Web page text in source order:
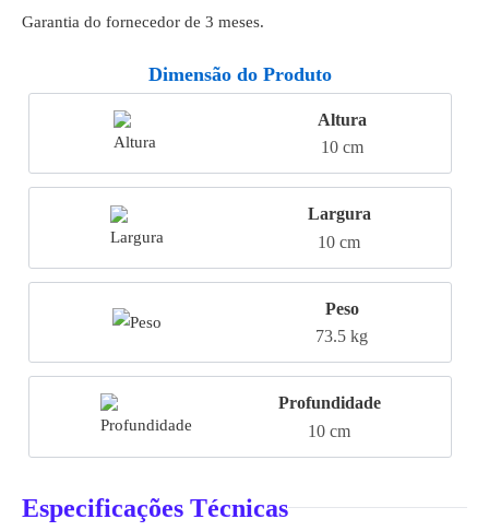
Garantia do fornecedor de 3 meses.
Dimensão do Produto
Altura
10 cm
Largura
10 cm
Peso
73.5 kg
Profundidade
10 cm
Especificações Técnicas